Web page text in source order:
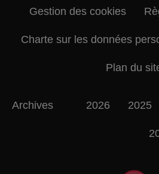
Gestion des cookies
Charte sur les données
Plan du
Archives 2026 2025